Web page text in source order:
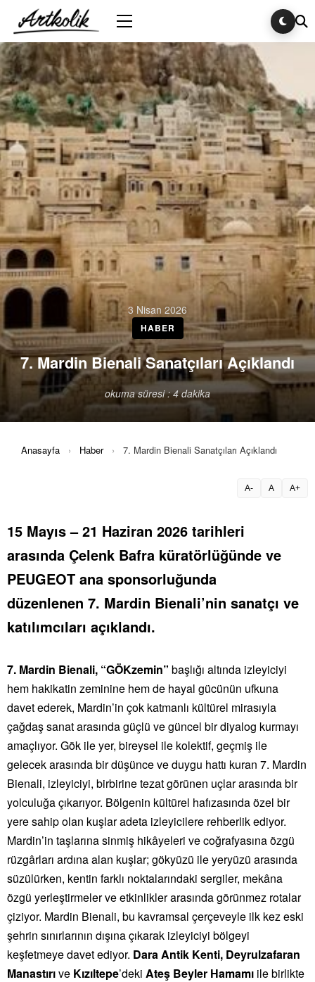
3 Nisan 2026
HABER
7. Mardin Bienali Sanatçıları Açıklandı
okuma süresi : 4 dakika
Anasayfa › Haber › 7. Mardin Bienali Sanatçıları Açıklandı
A- A A+
15 Mayıs – 21 Haziran 2026 tarihleri
arasında Çelenk Bafra küratörlüğünde ve
PEUGEOT ana sponsorluğunda
düzenlenen 7. Mardin Bienali’nin sanatçı ve
katılımcıları açıklandı.
7. Mardin Bienali, “GÖKzemin” başlığı altında izleyiciyi
hem hakikatin zeminine hem de hayal gücünün ufkuna
davet ederek, Mardin’in çok katmanlı kültürel mirasıyla
çağdaş sanat arasında güçlü ve güncel bir diyalog kurmayı
amaçlıyor. Gök ile yer, bireysel ile kolektif, geçmiş ile
gelecek arasında bir düşünce ve duygu hattı kuran 7. Mardin
Bienali, izleyiciyi, birbirine tezat görünen uçlar arasında bir
yolculuğa çıkarıyor. Bölgenin kültürel hafızasında özel bir
yere sahip olan kuşlar adeta izleyicilere rehberlik ediyor.
Mardin’in taşlarına sinmiş hikâyeleri ve coğrafyasına özgü
rüzgârları ardına alan kuşlar; gökyüzü ile yeryüzü arasında
süzülürken, kentin farklı noktalarındaki sergiler, mekâna
özgü yerleştirmeler ve etkinlikler arasında görünmez rotalar
çiziyor. Mardin Bienali, bu kavramsal çerçeveyle ilk kez eski
şehrin sınırlarının dışına çıkarak izleyiciyi bölgeyi
keşfetmeye davet ediyor. Dara Antik Kenti, Deyrulzafaran
Manastırıve Kızıltepe’deki Ateş Beyler Hamamı ile birlikte